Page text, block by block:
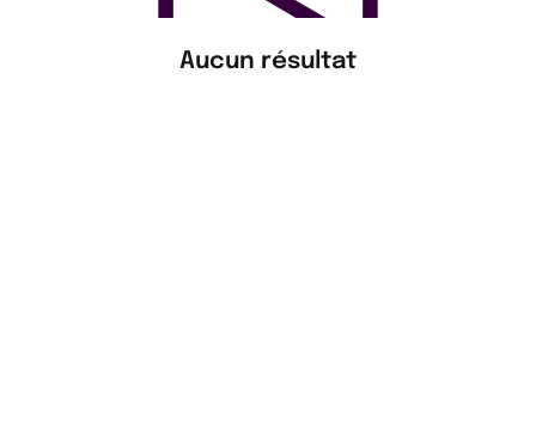
Aucun résultat